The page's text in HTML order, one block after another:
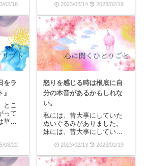
の飴
し
しか
の食
、そ
良い
02/18
れとほぼ同時期に大嶋先生
のブログでもタージ・マハ
ルのお話が出たというミラ
クルが起こったことがあり
ます。日本のお墓は型が同
じ...
2023/02/14 2023/02/19
をラ
とこ
って
木
くの
では
えた
08/22
怒りを感じる時は根底に自
分の本音があるかもしれな
い。
私には、昔大事にしていた
ぬいぐるみがありました。
妹には、昔大事にしていた
前がついていました。そし
て、それをいつまでも捨て
られずにいて、知らぬ間に
2023/02/13 2023/02/19